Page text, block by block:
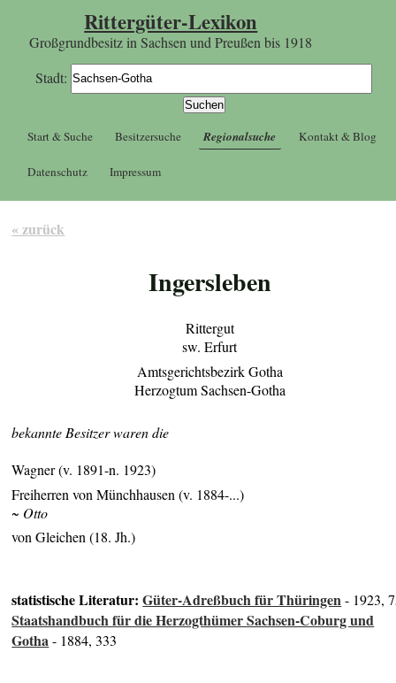
Rittergüter-Lexikon
Großgrundbesitz in Sachsen und Preußen bis 1918
Stadt:
Start & Suche Besitzersuche Regionalsuche Kontakt & Blog
Datenschutz Impressum
« zurück
Ingersleben
Rittergut
sw. Erfurt
Amtsgerichtsbezirk Gotha
Herzogtum Sachsen-Gotha
bekannte Besitzer waren die
Wagner (v. 1891-n. 1923)
Freiherren von Münchhausen (v. 1884-...)
~ Otto
von Gleichen (18. Jh.)
statistische Literatur:Güter-Adreßbuch für Thüringen- 1923,
Staatshandbuch für die Herzogthümer Sachsen-Coburg und
Gotha- 1884, 333